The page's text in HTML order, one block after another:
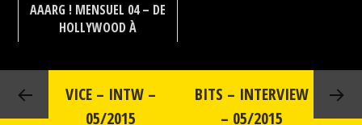
AAARG ! MENSUEL 04 – DE
HOLLYWOOD À
VICE – INTW –
05/2015
BITS – INTERVIEW
– 05/2015